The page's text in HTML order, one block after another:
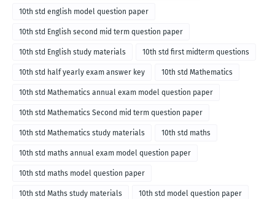
10th std english model question paper
10th std English second mid term question paper
10th std English study materials 10th std first midterm questions
10th std half yearly exam answer key 10th std Mathematics
10th std Mathematics annual exam model question paper
10th std Mathematics Second mid term question paper
10th std Mathematics study materials 10th std maths
10th std maths annual exam model question paper
10th std maths model question paper
10th std Maths study materials 10th std model question paper